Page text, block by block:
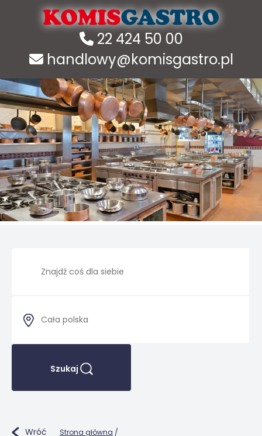
22 424 50 00
handlowy@komisgastro.pl
Szukaj
Wróć Strona główna /